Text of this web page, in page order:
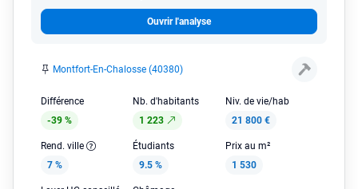
Ouvrir l'analyse
Montfort-En-Chalosse (40380)
Différence
-39 %
Nb. d'habitants
1 223
Niv. de vie/hab
21 800 €
Rend. ville
7 %
Étudiants
9.5 %
Prix au m²
1 530